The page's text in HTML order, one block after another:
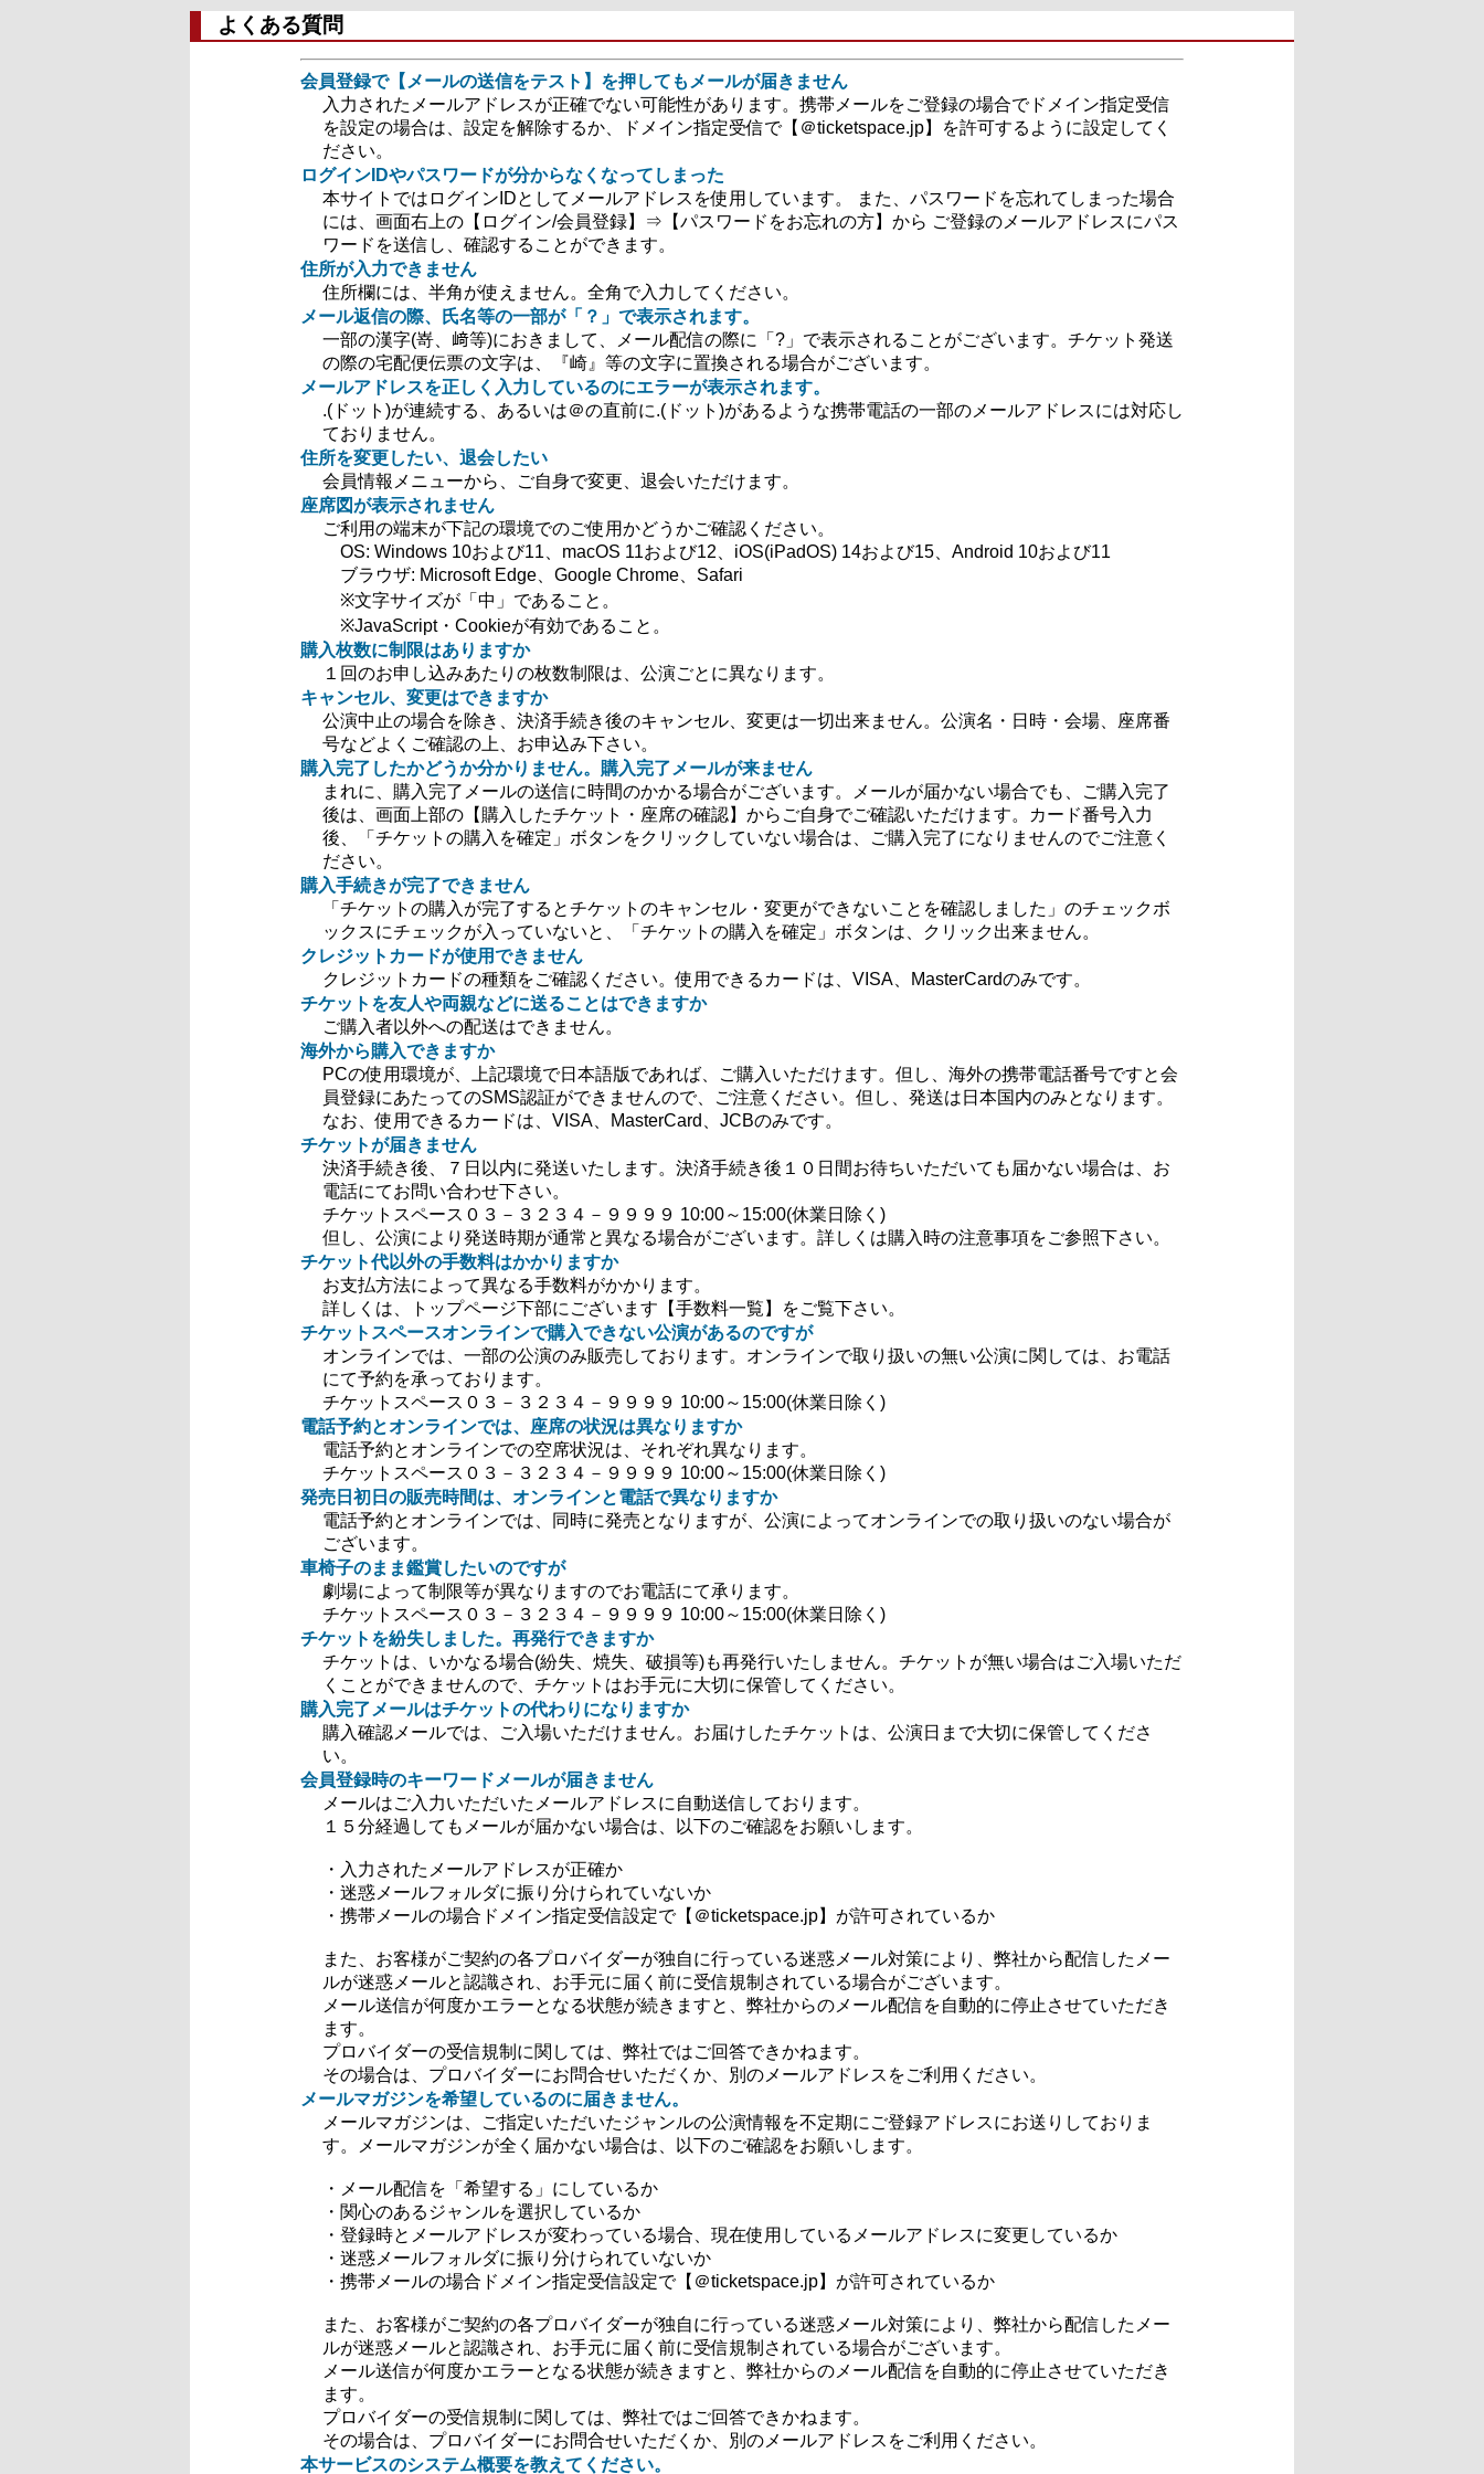
よくある質問
会員登録で【メールの送信をテスト】を押してもメールが届きません
入力されたメールアドレスが正確でない可能性があります。携帯メールをご登録の場合でドメイン指定受信
を設定の場合は、設定を解除するか、ドメイン指定受信で【＠ticketspace.jp】を許可するように設定してく
ださい。
ログインIDやパスワードが分からなくなってしまった
本サイトではログインIDとしてメールアドレスを使用しています。 また、パスワードを忘れてしまった場合
には、画面右上の【ログイン/会員登録】⇒【パスワードをお忘れの方】から ご登録のメールアドレスにパス
ワードを送信し、確認することができます。
住所が入力できません
住所欄には、半角が使えません。全角で入力してください。
メール返信の際、氏名等の一部が「？」で表示されます。
一部の漢字(嵜、﨑等)におきまして、メール配信の際に「?」で表示されることがございます。チケット発送
の際の宅配便伝票の文字は、『崎』等の文字に置換される場合がございます。
メールアドレスを正しく入力しているのにエラーが表示されます。
.(ドット)が連続する、あるいは＠の直前に.(ドット)があるような携帯電話の一部のメールアドレスには対応し
ておりません。
住所を変更したい、退会したい
会員情報メニューから、ご自身で変更、退会いただけます。
座席図が表示されません
ご利用の端末が下記の環境でのご使用かどうかご確認ください。
OS: Windows 10および11、macOS 11および12、iOS(iPadOS) 14および15、Android 10および11
ブラウザ: Microsoft Edge、Google Chrome、Safari
※文字サイズが「中」であること。
※JavaScript・Cookieが有効であること。
購入枚数に制限はありますか
１回のお申し込みあたりの枚数制限は、公演ごとに異なります。
キャンセル、変更はできますか
公演中止の場合を除き、決済手続き後のキャンセル、変更は一切出来ません。公演名・日時・会場、座席番
号などよくご確認の上、お申込み下さい。
購入完了したかどうか分かりません。購入完了メールが来ません
まれに、購入完了メールの送信に時間のかかる場合がございます。メールが届かない場合でも、ご購入完了
後は、画面上部の【購入したチケット・座席の確認】からご自身でご確認いただけます。カード番号入力
後、「チケットの購入を確定」ボタンをクリックしていない場合は、ご購入完了になりませんのでご注意く
ださい。
購入手続きが完了できません
「チケットの購入が完了するとチケットのキャンセル・変更ができないことを確認しました」のチェックボ
ックスにチェックが入っていないと、「チケットの購入を確定」ボタンは、クリック出来ません。
クレジットカードが使用できません
クレジットカードの種類をご確認ください。使用できるカードは、VISA、MasterCardのみです。
チケットを友人や両親などに送ることはできますか
ご購入者以外への配送はできません。
海外から購入できますか
PCの使用環境が、上記環境で日本語版であれば、ご購入いただけます。但し、海外の携帯電話番号ですと会
員登録にあたってのSMS認証ができませんので、ご注意ください。但し、発送は日本国内のみとなります。
なお、使用できるカードは、VISA、MasterCard、JCBのみです。
チケットが届きません
決済手続き後、７日以内に発送いたします。決済手続き後１０日間お待ちいただいても届かない場合は、お
電話にてお問い合わせ下さい。
チケットスペース０３－３２３４－９９９９ 10:00～15:00(休業日除く)
但し、公演により発送時期が通常と異なる場合がございます。詳しくは購入時の注意事項をご参照下さい。
チケット代以外の手数料はかかりますか
お支払方法によって異なる手数料がかかります。
詳しくは、トップページ下部にございます【手数料一覧】をご覧下さい。
チケットスペースオンラインで購入できない公演があるのですが
オンラインでは、一部の公演のみ販売しております。オンラインで取り扱いの無い公演に関しては、お電話
にて予約を承っております。
チケットスペース０３－３２３４－９９９９ 10:00～15:00(休業日除く)
電話予約とオンラインでは、座席の状況は異なりますか
電話予約とオンラインでの空席状況は、それぞれ異なります。
チケットスペース０３－３２３４－９９９９ 10:00～15:00(休業日除く)
発売日初日の販売時間は、オンラインと電話で異なりますか
電話予約とオンラインでは、同時に発売となりますが、公演によってオンラインでの取り扱いのない場合が
ございます。
車椅子のまま鑑賞したいのですが
劇場によって制限等が異なりますのでお電話にて承ります。
チケットスペース０３－３２３４－９９９９ 10:00～15:00(休業日除く)
チケットを紛失しました。再発行できますか
チケットは、いかなる場合(紛失、焼失、破損等)も再発行いたしません。チケットが無い場合はご入場いただ
くことができませんので、チケットはお手元に大切に保管してください。
購入完了メールはチケットの代わりになりますか
購入確認メールでは、ご入場いただけません。お届けしたチケットは、公演日まで大切に保管してくださ
い。
会員登録時のキーワードメールが届きません
メールはご入力いただいたメールアドレスに自動送信しております。
１５分経過してもメールが届かない場合は、以下のご確認をお願いします。
・入力されたメールアドレスが正確か
・迷惑メールフォルダに振り分けられていないか
・携帯メールの場合ドメイン指定受信設定で【＠ticketspace.jp】が許可されているか
また、お客様がご契約の各プロバイダーが独自に行っている迷惑メール対策により、弊社から配信したメー
ルが迷惑メールと認識され、お手元に届く前に受信規制されている場合がございます。
メール送信が何度かエラーとなる状態が続きますと、弊社からのメール配信を自動的に停止させていただき
ます。
プロバイダーの受信規制に関しては、弊社ではご回答できかねます。
その場合は、プロバイダーにお問合せいただくか、別のメールアドレスをご利用ください。
メールマガジンを希望しているのに届きません。
メールマガジンは、ご指定いただいたジャンルの公演情報を不定期にご登録アドレスにお送りしておりま
す。メールマガジンが全く届かない場合は、以下のご確認をお願いします。
・メール配信を「希望する」にしているか
・関心のあるジャンルを選択しているか
・登録時とメールアドレスが変わっている場合、現在使用しているメールアドレスに変更しているか
・迷惑メールフォルダに振り分けられていないか
・携帯メールの場合ドメイン指定受信設定で【＠ticketspace.jp】が許可されているか
また、お客様がご契約の各プロバイダーが独自に行っている迷惑メール対策により、弊社から配信したメー
ルが迷惑メールと認識され、お手元に届く前に受信規制されている場合がございます。
メール送信が何度かエラーとなる状態が続きますと、弊社からのメール配信を自動的に停止させていただき
ます。
プロバイダーの受信規制に関しては、弊社ではご回答できかねます。
その場合は、プロバイダーにお問合せいただくか、別のメールアドレスをご利用ください。
本サービスのシステム概要を教えてください。